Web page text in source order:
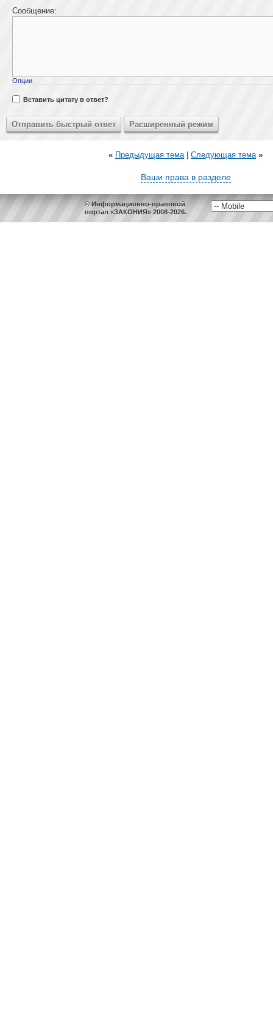
Сообщение:
Опции
Вставить цитату в ответ?
« Предыдущая тема| Следующая тема »
Ваши права в разделе
© Информационно-правовой
портал «ЗАКОНИЯ» 2008-2026.